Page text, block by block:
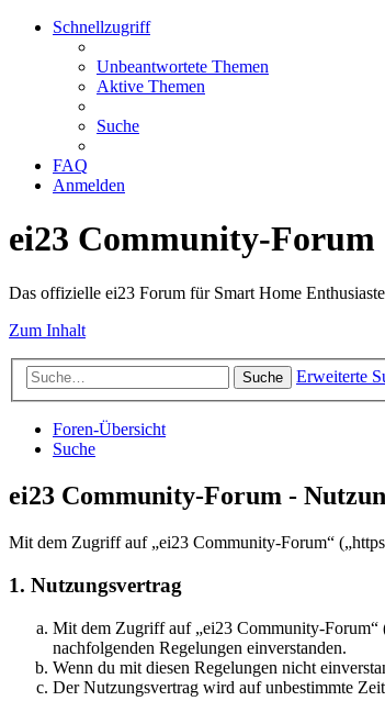
Schnellzugriff
Unbeantwortete Themen
Aktive Themen
Suche
FAQ
Anmelden
ei23 Community-Forum
Das offizielle ei23 Forum für Smart Home
Zum Inhalt
Suche Erweiterte
Foren-Übersicht
Suche
ei23 Community-Forum -
Mit dem Zugriff auf „ei23 Community-Forum“
1. Nutzungsvertrag
Mit dem Zugriff auf „ei23 Community-Forum“
nachfolgenden Regelungen einverstanden.
Wenn du mit diesen Regelungen nicht
Der Nutzungsvertrag wird auf unbestimmte